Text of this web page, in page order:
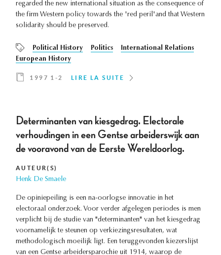
regarded the new international situation as the consequence of
the firm Western policy towards the 'red peril'and that Western
solidarity should be preserved.
Political History Politics
International Relations
European History
1997 1-2 LIRE LA SUITE
Determinanten van kiesgedrag. Electorale
verhoudingen in een Gentse arbeiderswijk aan
de vooravond van de Eerste Wereldoorlog.
AUTEUR(S)
Henk De Smaele
De opiniepeiling is een na-oorlogse innovatie in het
electoraal onderzoek. Voor verder afgelegen periodes is men
verplicht bij de studie van "determinanten" van het kiesgedrag
voornamelijk te steunen op verkiezingsresultaten, wat
methodologisch moeilijk ligt. Een teruggevonden kiezerslijst
van een Gentse arbeidersparochie uit 1914, waarop de